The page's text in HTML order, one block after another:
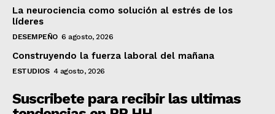
La neurociencia como solución al estrés de los
líderes
DESEMPEÑO 6 agosto, 2026
Construyendo la fuerza laboral del mañana
ESTUDIOS 4 agosto, 2026
Suscribete para recibir las ultimas